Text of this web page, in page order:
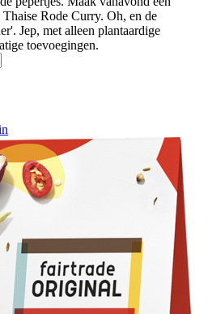
Rode Curry. Oh, en de
Jep, met alleen plantaardige
toevoegingen.